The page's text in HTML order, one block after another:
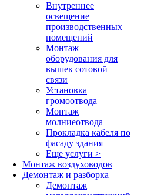
Внутреннее
освещение
производственных
помещений
Монтаж
оборудования для
вышек сотовой
связи
Установка
громоотвода
Монтаж
молниеотвода
Прокладка кабеля по
фасаду здания
Еще услуги >
Монтаж воздуховодов
Демонтаж и разборка
Демонтаж